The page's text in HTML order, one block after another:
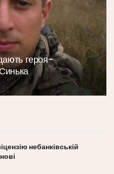
героя-
небанківській